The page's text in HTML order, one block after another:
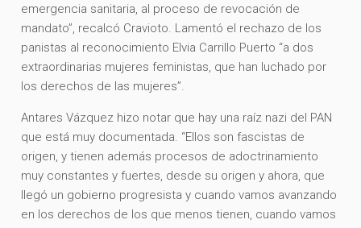
emergencia sanitaria, al proceso de revocación de
mandato”, recalcó Cravioto. Lamentó el rechazo de los
panistas al reconocimiento Elvia Carrillo Puerto “a dos
extraordinarias mujeres feministas, que han luchado por
los derechos de las mujeres”.
Antares Vázquez hizo notar que hay una raíz nazi del PAN
que está muy documentada. “Ellos son fascistas de
origen, y tienen además procesos de adoctrinamiento
muy constantes y fuertes, desde su origen y ahora, que
llegó un gobierno progresista y cuando vamos avanzando
en los derechos de los que menos tienen, cuando vamos